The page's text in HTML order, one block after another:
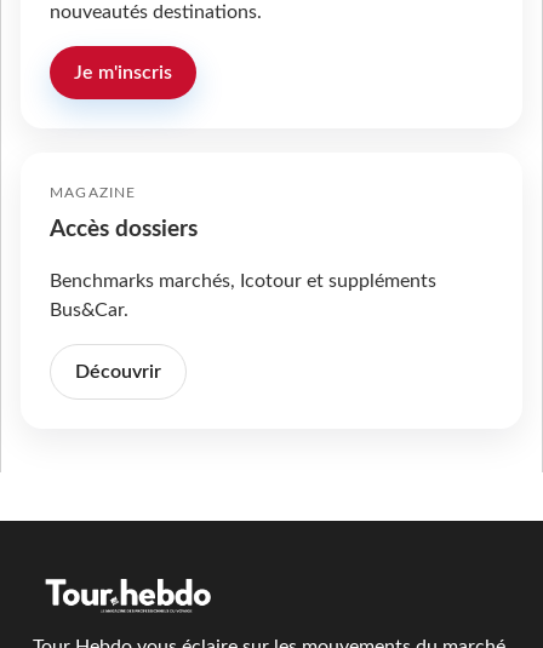
nouveautés destinations.
Je m'inscris
MAGAZINE
Accès dossiers
Benchmarks marchés, Icotour et suppléments
Bus&Car.
Découvrir